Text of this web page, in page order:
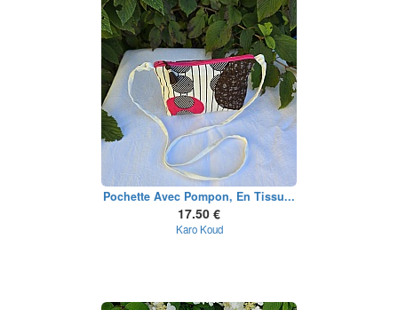
Pochette Avec Pompon, En Tissu...
17.50 €
Karo Koud